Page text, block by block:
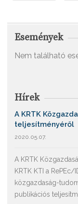
Események
Nem található
Hírek
A KRTK
teljesítményéről
2020.05.07.
A KRTK
KRTK KTI a
közgazdaság-
publikációs